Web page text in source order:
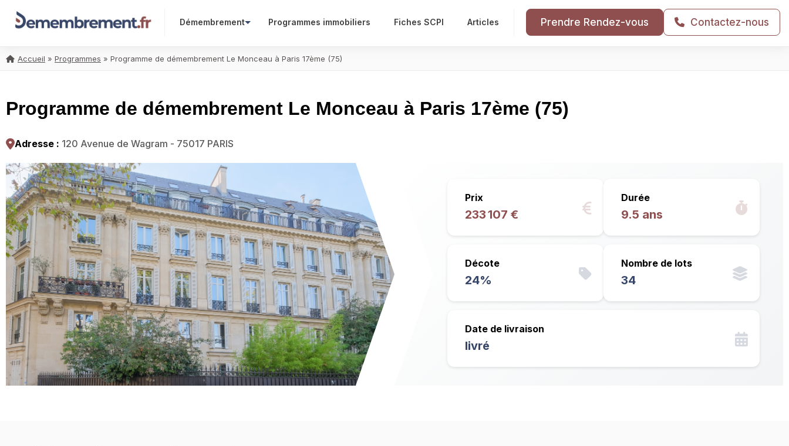
Démembrement Programmes immobiliers Fiches SCPI Articles Prendre Rendez-vous Contactez-nous
Accueil » Programmes » Programme de démembrement Le Monceau à Paris 17ème (75)
Programme de démembrement Le Monceau à Paris 17ème (75)
Adresse : 120 Avenue de Wagram - 75017 PARIS
Prix
233 107 €
Durée
9.5 ans
Décote
24%
Nombre de lots
34
Date de livraison
livré